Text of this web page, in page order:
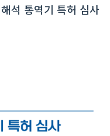
석 통역기 특허 심사